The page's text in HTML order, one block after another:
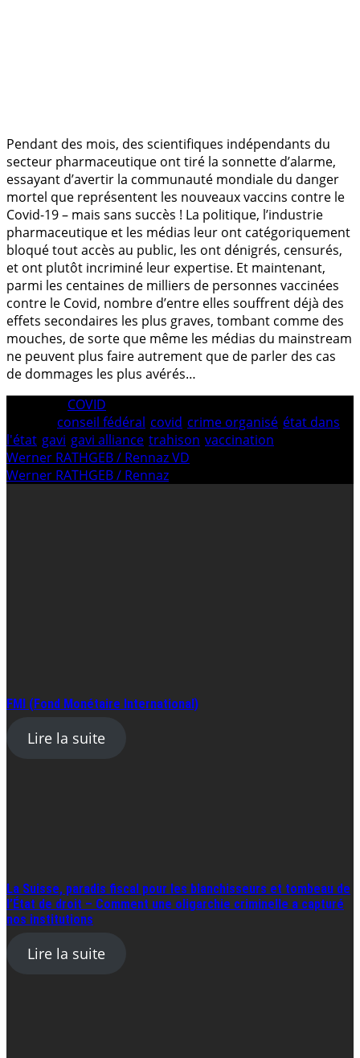
Pendant des mois, des scientifiques indépendants du
secteur pharmaceutique ont tiré la sonnette d’alarme,
essayant d’avertir la communauté mondiale du danger
mortel que représentent les nouveaux vaccins contre le
Covid-19 – mais sans succès ! La politique, l’industrie
pharmaceutique et les médias leur ont catégoriquement
bloqué tout accès au public, les ont dénigrés, censurés,
et ont plutôt incriminé leur expertise. Et maintenant,
parmi les centaines de milliers de personnes vaccinées
contre le Covid, nombre d’entre elles souffrent déjà des
effets secondaires les plus graves, tombant comme des
mouches, de sorte que même les médias du mainstream
ne peuvent plus faire autrement que de parler des cas
de dommages les plus avérés…
COVID
conseil fédéral covid crime organisé état dans
l'état gavi gavi alliance trahison vaccination
Navigation
de
Previous
post:
Werner RATHGEB / Rennaz VD
Next
Werner RATHGEB / Rennaz
FMI (Fond Monétaire International)
Lire la suite
La Suisse, paradis fiscal pour les blanchisseurs et tombeau de
l’État de droit – Comment une oligarchie criminelle a capturé
nos institutions
Lire la suite